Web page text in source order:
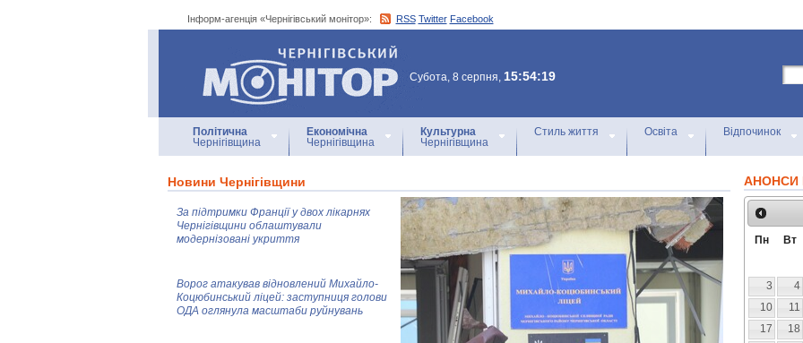
Інформ-агенція «Чернігівський монітор»: RSS Twitter Facebook
Інформ-агенція
«Чернігівський монітор»
Субота, 8 серпня, 15:54:19
Політична
Чернігівщина
Економічна
Чернігівщина
Культурна
Чернігівщина
Стиль життя Освіта Відпочинок
Новини Чернігівщини
За підтримки Франції у двох лікарнях
Чернігівщини облаштували
модернізовані укриття
Ворог атакував відновлений Михайло-
Коцюбинський ліцей: заступниця голови
ОДА оглянула масштаби руйнувань
АНОНСИ
Пн Вт
3
4
10
11
17
18